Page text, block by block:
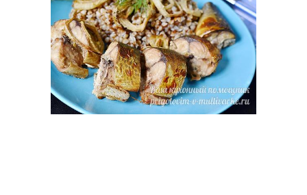
Травы в духовке Подушка в духовке
Сыр в духовке Корочки на сковороде